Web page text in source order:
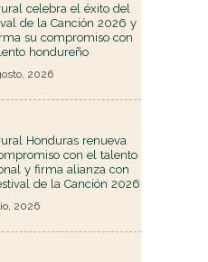
celebra el éxito del
de la Canción 2026 y
su compromiso con
hondureño
2026
Honduras renueva
con el talento
y firma alianza con
de la Canción 2026
2026